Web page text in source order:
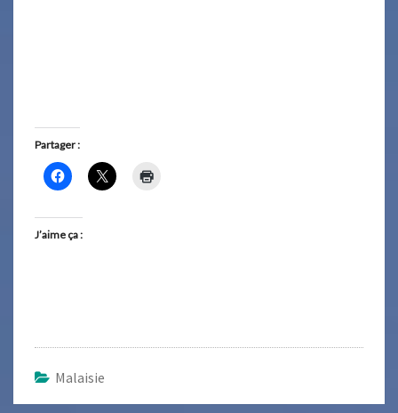
Partager :
J’aime ça :
Malaisie